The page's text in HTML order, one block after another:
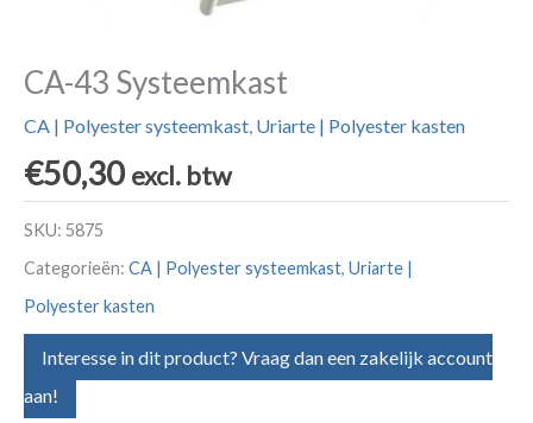
CA-43 Systeemkast
CA | Polyester systeemkast, Uriarte | Polyester kasten
€50,30 excl. btw
SKU: 5875
Categorieën: CA | Polyester systeemkast, Uriarte |
Polyester kasten
Interesse in dit product? Vraag dan een zakelijk account
aan!